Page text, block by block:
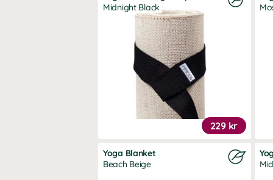
Midnight Black
229 kr
Yoga Blanket
Beach Beige